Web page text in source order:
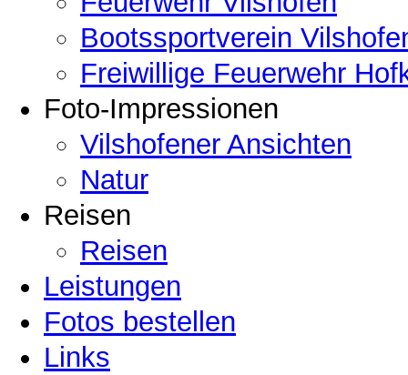
Bootssportverein
Freiwillige Feuerwehr
Foto-Impressionen
Vilshofener Ansichten
Natur
Reisen
Reisen
Leistungen
Fotos bestellen
Links